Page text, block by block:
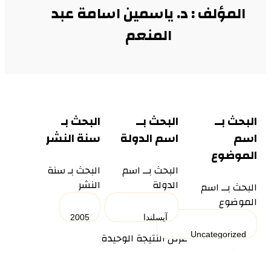
المؤلف : د. ياسمين اسامة عبد
المنعم
البحث بــ
اسم
الموضوع
البحث بــ اسم
الموضوع
البحث بــ
اسم الدولة
البحث بــ اسم
الدولة
البحث بـ
سنة النشر
البحث بـ سنة
النشر
عرض النتيجة الوحيدة